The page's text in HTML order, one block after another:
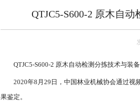
QTJC5-S600-2 原木自
QTJC5-S600-2 原木自动检测分拣技术与装
2020年8月29日，中国林业机械协会通过视
果鉴定。